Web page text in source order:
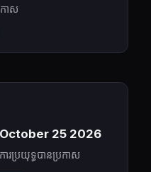
កាស
25 2026
រប្រយុទ្ធបានប្រកាស